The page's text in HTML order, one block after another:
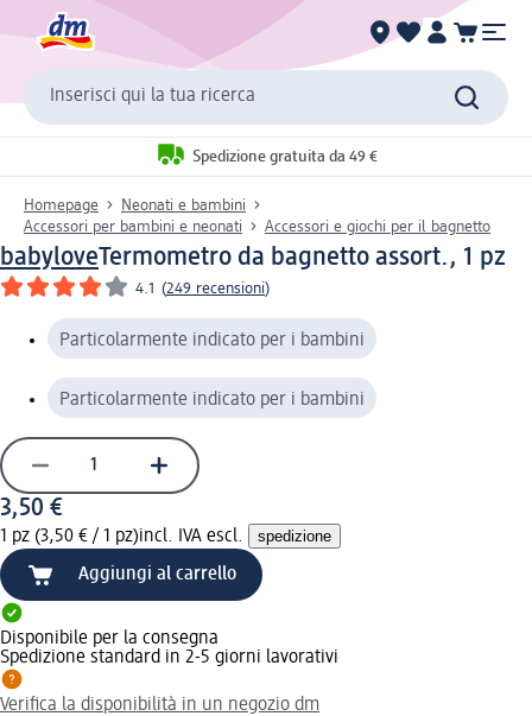
Inserisci qui la tua ricerca
Spedizione gratuita da 49 €
Homepage
Neonati e bambini
Accessori per bambini e neonati
Accessori e giochi per il bagnetto
babyloveTermometro da bagnetto assort., 1 pz
4.1 (249 recensioni)
Particolarmente indicato per i bambini
Particolarmente indicato per i bambini
3,50 €
1 pz (3,50 € / 1 pz)incl. IVA escl. spedizione
Aggiungi al carrello
Disponibile per la consegna
Spedizione standard in 2-5 giorni lavorativi
Verifica la disponibilità in un negozio dm